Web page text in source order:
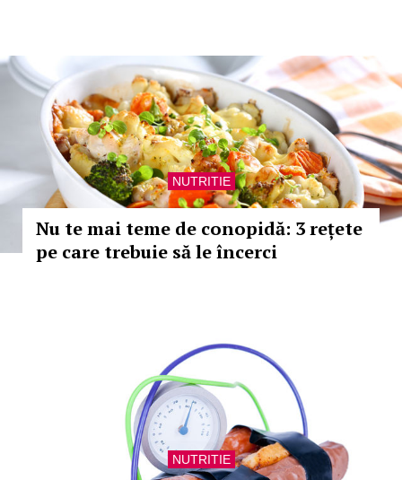
NUTRITIE
Nu te mai teme de conopidă: 3 rețete
pe care trebuie să le încerci
NUTRITIE